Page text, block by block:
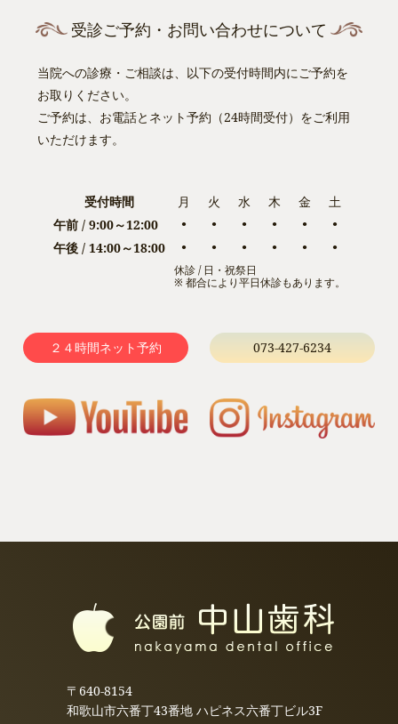
受診ご予約・お問い合わせについて
当院への診療・ご相談は、以下の受付時間内にご予約を
お取りください。
ご予約は、お電話とネット予約（24時間受付）をご利用
いただけます。
受付時間 月 火 水 木 金
土
午前 / 9:00～12:00
● ● ● ● ● ●
午後 / 14:00～18:00 ● ● ● ● ● ●
休診 / 日・祝祭日
※ 都合により平日休診もあります。
２４時間ネット予約 073-427-6234
〒640-8154
和歌山市六番丁43番地 ハピネス六番丁ビル3F